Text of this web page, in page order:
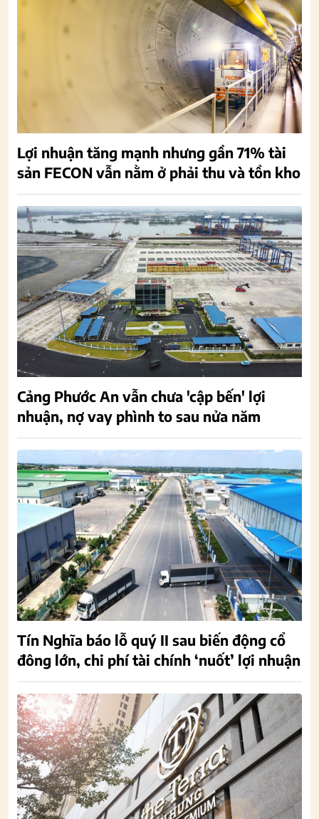
Lợi nhuận tăng mạnh nhưng gần 71% tài
sản FECON vẫn nằm ở phải thu và tồn kho
Cảng Phước An vẫn chưa 'cập bến' lợi
nhuận, nợ vay phình to sau nửa năm
Tín Nghĩa báo lỗ quý II sau biến động cổ
đông lớn, chi phí tài chính ‘nuốt’ lợi nhuận